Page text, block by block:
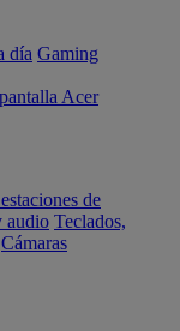
día Gaming
Acer
de
audio Teclados,
Cámaras